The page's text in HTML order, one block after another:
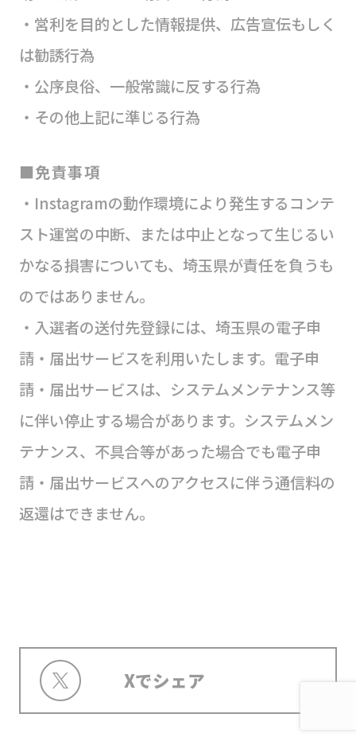
・営利を目的とした情報提供、広告宣伝もしく
は勧誘行為
・公序良俗、一般常識に反する行為
・その他上記に準じる行為
■免責事項
・Instagramの動作環境により発生するコンテ
スト運営の中断、または中止となって生じるい
かなる損害についても、埼玉県が責任を負うも
のではありません。
・入選者の送付先登録には、埼玉県の電子申
請・届出サービスを利用いたします。電子申
請・届出サービスは、システムメンテナンス等
に伴い停止する場合があります。システムメン
テナンス、不具合等があった場合でも電子申
請・届出サービスへのアクセスに伴う通信料の
返還はできません。
Xでシェア